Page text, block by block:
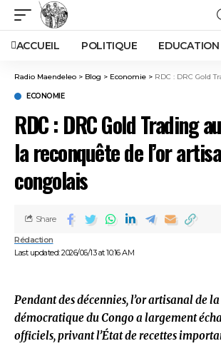
ACCUEIL POLITIQUE EDUCATION
Radio Maendeleo > Blog > Economie > RDC : DRC Gold Trading au cœur
ECONOMIE
RDC : DRC Gold Trading
la reconquête de l’or
congolais
Last updated: 2026/06/13 at 10:16 AM
Rédaction
Share
Pendant des décennies, l’or artisanal de
démocratique du Congo a largement
officiels, privant l’État de recettes